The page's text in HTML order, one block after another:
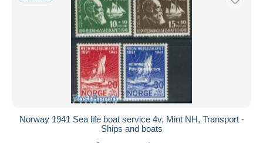
Norway 1941 Sea life boat service 4v, Mint NH, Transport -
Ships and boats